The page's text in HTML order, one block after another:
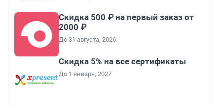
Скидка 500 ₽ на первый заказ от
2000 ₽
До 31 августа, 2026
Скидка 5% на все сертификаты
До 1 января, 2027